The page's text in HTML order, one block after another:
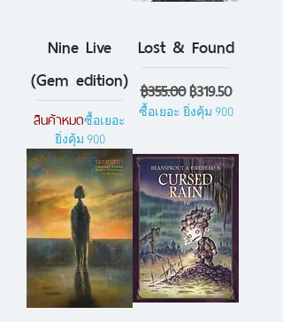
Nine Live
(Gem edition)
สินค้าหมดซื้อเยอะ
ยิ่งคุ้ม 900
Lost & Found
ราคาปกติ
฿355.00ราคาขายลด
฿319.50
ซื้อเยอะ ยิ่งคุ้ม 900